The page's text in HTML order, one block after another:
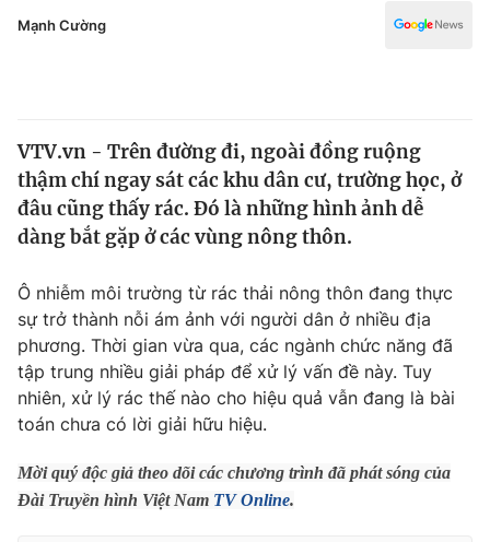
Xã hội
Y tế
Thế giới
Tin tức
Thế giới đó đây
Câu chuyện quốc tế
Kinh tế
Tài chính
Thị trường
Góc doanh nghiệp
Dữ liệu và đời sống
Truyền hình
Phim VTV
Hậu trường
Giải trí
Văn hóa - Giải trí
Giáo dục
Mạnh Cường
VTV.vn - Trên đường đi, ngoài đồng ruộng
thậm chí ngay sát các khu dân cư, trường học, ở
đâu cũng thấy rác. Đó là những hình ảnh dễ
dàng bắt gặp ở các vùng nông thôn.
Ô nhiễm môi trường từ rác thải nông thôn đang thực
sự trở thành nỗi ám ảnh với người dân ở nhiều địa
phương. Thời gian vừa qua, các ngành chức năng đã
tập trung nhiều giải pháp để xử lý vấn đề này. Tuy
nhiên, xử lý rác thế nào cho hiệu quả vẫn đang là bài
toán chưa có lời giải hữu hiệu.
Mời quý độc giả theo dõi các chương trình đã phát sóng của
Đài Truyền hình Việt Nam TV Online.